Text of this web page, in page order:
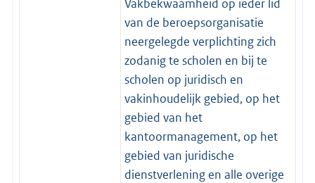
Vakbekwaamheid op ieder lid
van de beroepsorganisatie
neergelegde verplichting zich
zodanig te scholen en bij te
scholen op juridisch en
vakinhoudelijk gebied, op het
gebied van het
kantoormanagement, op het
gebied van juridische
dienstverlening en alle overige